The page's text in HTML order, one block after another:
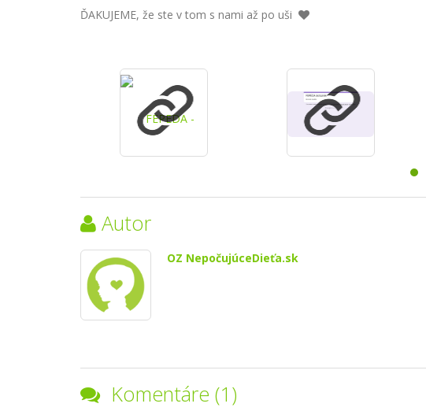
ĎAKUJEME, že ste v tom s nami až po uši 
Autor
OZ NepočujúceDieťa.sk
Komentáre (1)